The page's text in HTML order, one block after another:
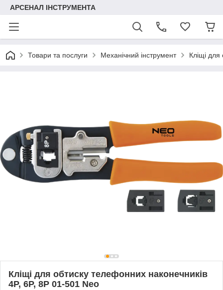
АРСЕНАЛ ІНСТРУМЕНТА
Товари та послуги Механічний інструмент Кліщі
Кліщі для обтиску телефонних наконечників
4P, 6P, 8P 01-501 Neo